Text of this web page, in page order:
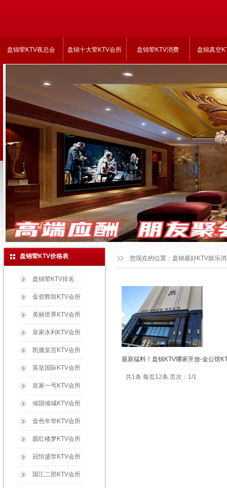
盘锦荤KTV夜总会 盘锦十大荤KTV会所 盘锦荤KTV消费 盘锦真空
盘锦荤KTV价格表
盘锦荤KTV排名
金碧辉煌KTV会所
美丽世界KTV会所
皇家永利KTV会所
凯撒皇宫KTV会所
英皇国际KTV会所
皇家一号KTV会所
倾国倾城KTV会所
金色年华KTV会所
圆红楼梦KTV会所
冠恒盛世KTV会所
国汇二部KTV会所
最新猛料！盘锦KTV哪家开放-金公馆
共1条 每页12条 页次：1/1
您现在的位置： 盘锦最好KTV娱乐